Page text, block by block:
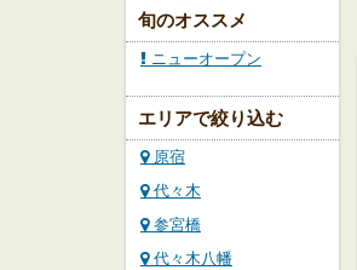
旬のオススメ
ニューオープン
エリアで絞り込む
原宿
代々木
参宮橋
代々木八幡